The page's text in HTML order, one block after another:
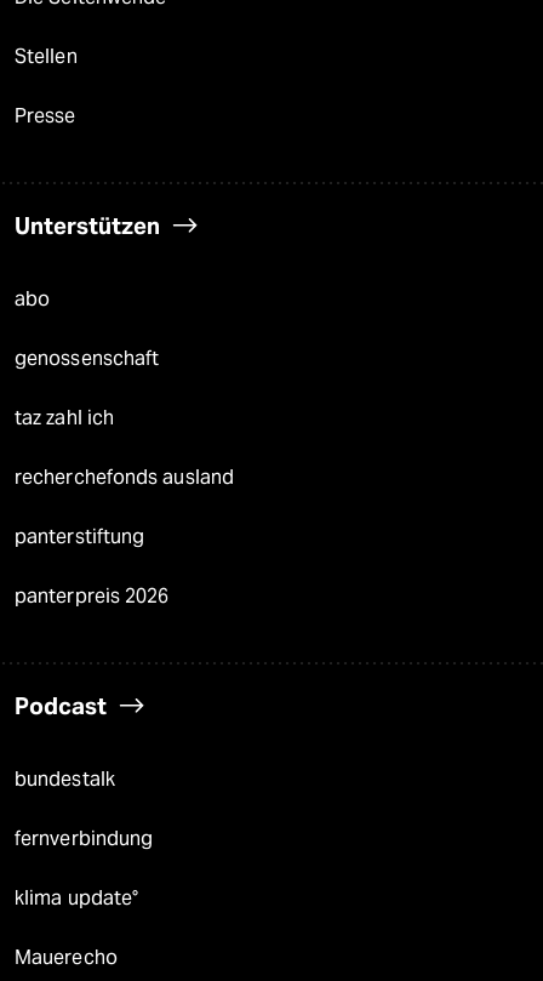
Stellen
Presse
Unterstützen
abo
genossenschaft
taz zahl ich
recherchefonds ausland
panterstiftung
panterpreis 2026
Podcast
bundestalk
fernverbindung
klima update°
Mauerecho